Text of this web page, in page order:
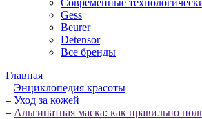
Современные
Gess
Beurer
Detensor
Все бренды
Главная
– Энциклопедия красоты
– Уход за кожей
– Альгинатная маска: как правильно